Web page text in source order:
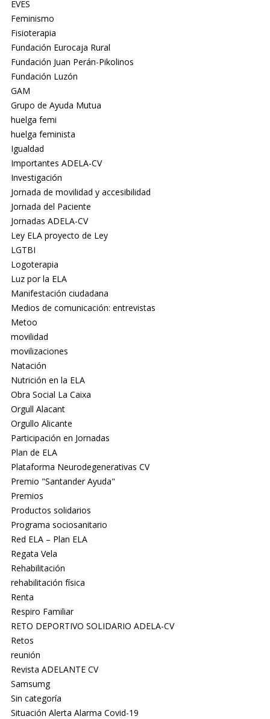
EVES
Feminismo
Fisioterapia
Fundación Eurocaja Rural
Fundación Juan Perán-Pikolinos
Fundación Luzón
GAM
Grupo de Ayuda Mutua
huelga femi
huelga feminista
Igualdad
Importantes ADELA-CV
Investigación
Jornada de movilidad y accesibilidad
Jornada del Paciente
Jornadas ADELA-CV
Ley ELA proyecto de Ley
LGTBI
Logoterapia
Luz por la ELA
Manifestación ciudadana
Medios de comunicación: entrevistas
Metoo
movilidad
movilizaciones
Natación
Nutrición en la ELA
Obra Social La Caixa
Orgull Alacant
Orgullo Alicante
Participación en Jornadas
Plan de ELA
Plataforma Neurodegenerativas CV
Premio "Santander Ayuda"
Premios
Productos solidarios
Programa sociosanitario
Red ELA – Plan ELA
Regata Vela
Rehabilitación
rehabilitación física
Renta
Respiro Familiar
RETO DEPORTIVO SOLIDARIO ADELA-CV
Retos
reunión
Revista ADELANTE CV
Samsumg
Sin categoría
Situación Alerta Alarma Covid-19